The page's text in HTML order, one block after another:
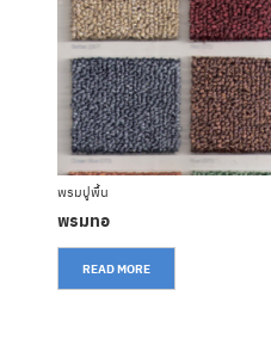
พรมปูพื้น
พรมทอ
READ MORE